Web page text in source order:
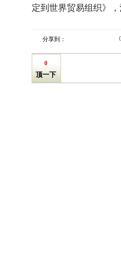
定到世界贸易组织》，
分享到：
0
顶一下